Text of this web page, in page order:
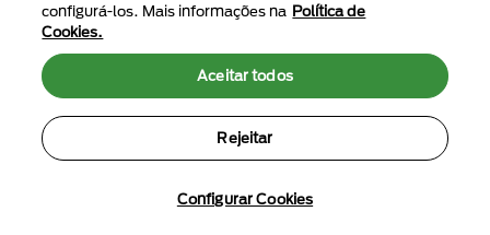
Menu Footer Secundario Purina
All Nestlé Purina trademarks owned by Société des Produits Nestlé S.A.,
Vevey, Switzerland or are used with permission.
Termos de uso Políticas de privacidade
configurá-los. Mais informações na Política de
Cookies.
Configurar Cookies
Rejeitar
Aceitar todos